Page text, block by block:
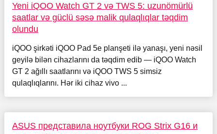
Yeni iQOO Watch GT 2 və TWS 5: uzunömürlü
saatlar və güclü səsə malik qulaqlıqlar təqdim
olundu
iQOO şirkəti iQOO Pad 5e planşeti ilə yanaşı, yeni nəsil
geyilə bilən cihazlarını da təqdim edib — iQOO Watch
GT 2 ağıllı saatlarını və iQOO TWS 5 simsiz
qulaqlıqlarını. Hər iki cihaz vivo ...
ASUS представила ноутбуки ROG Strix G16 и